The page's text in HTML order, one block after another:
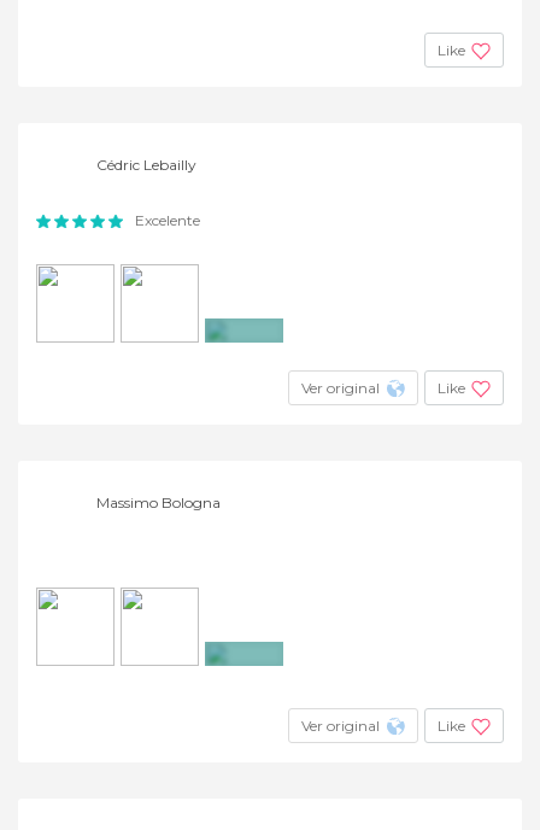
Like
Cédric Lebailly
Excelente
Ver original Like
Massimo Bologna
Ver original Like